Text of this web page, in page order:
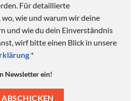
Für detaillierte
wie und warum wir deine
und wie du dein Einverständnis
wirf bitte einen Blick in unsere
*
Newsletter ein!